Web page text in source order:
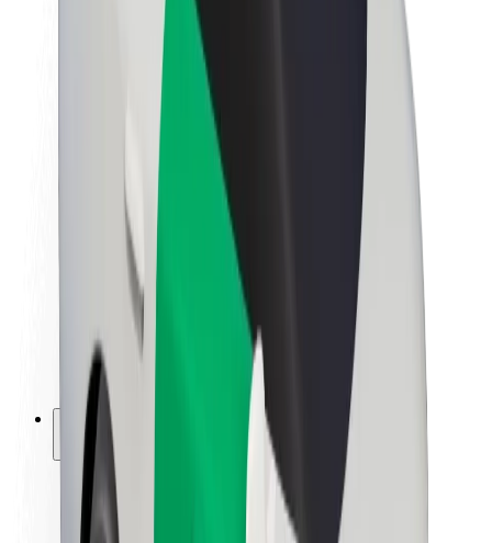
Udržitelnost podle Boltu
Projekt Zero
Tiskové centrum
Pokyny ke značce
Naše poslání
Vztahy s investory
Vedení
Značka
Média
Městský fond
Bezpečnost
Bezpečnost cestujících
Bezpečnost řidičů